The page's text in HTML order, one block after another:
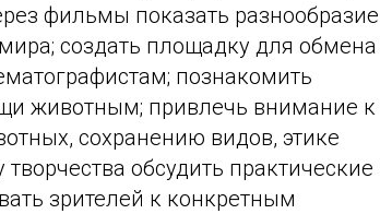
фильмы показать разнообразие
создать площадку для обмена
познакомить
животным; привлечь внимание к
сохранению видов, этике
обсудить практические
зрителей к конкретным